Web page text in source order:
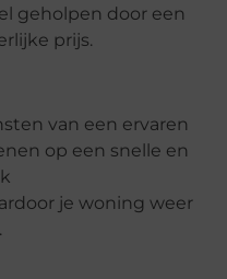
geholpen door een
prijs.
van een ervaren
op een snelle en
je woning weer